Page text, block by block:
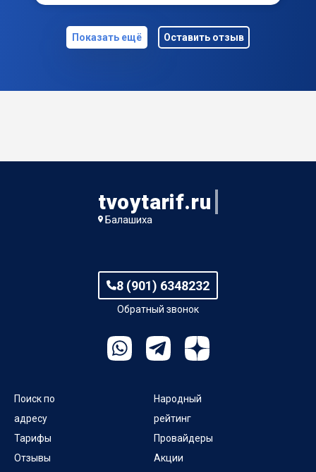
Показать ещё Оставить отзыв
tvoytarif.ru
Балашиха
8 (901) 6348232
Обратный звонок
Поиск по
адресу
Тарифы
Отзывы
Народный
рейтинг
Провайдеры
Акции